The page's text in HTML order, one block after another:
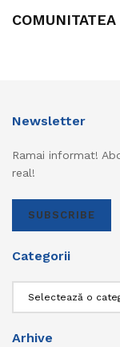
Newsletter
Ramai informat!
real!
SUBSCRIBE
Categorii
Arhive